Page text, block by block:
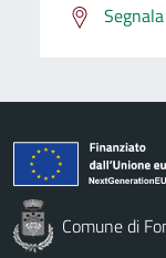
Comune di